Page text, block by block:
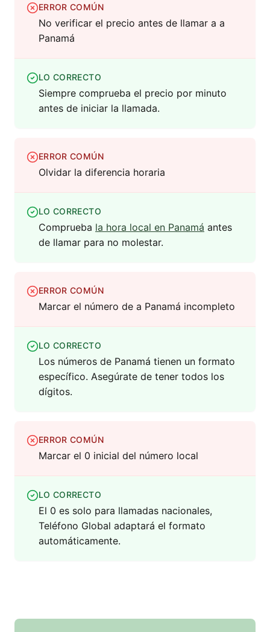
ERROR COMÚN
No verificar el precio antes de llamar a a
Panamá
LO CORRECTO
Siempre comprueba el precio por minuto
antes de iniciar la llamada.
ERROR COMÚN
Olvidar la diferencia horaria
LO CORRECTO
Comprueba la hora local en Panamá antes
de llamar para no molestar.
ERROR COMÚN
Marcar el número de a Panamá incompleto
LO CORRECTO
Los números de Panamá tienen un formato
específico. Asegúrate de tener todos los
dígitos.
ERROR COMÚN
Marcar el 0 inicial del número local
LO CORRECTO
El 0 es solo para llamadas nacionales,
Teléfono Global adaptará el formato
automáticamente.